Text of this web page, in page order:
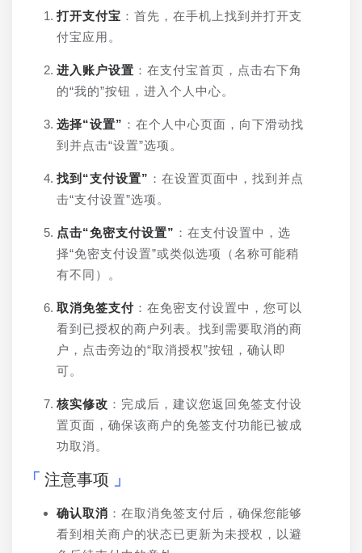
打开支付宝 ：首先，在手机上找到并打开支
付宝应用。
进入账户设置 ：在支付宝首页，点击右下角
的“我的”按钮，进入个人中心。
选择“设置” ：在个人中心页面，向下滑动找
到并点击“设置”选项。
找到“支付设置” ：在设置页面中，找到并点
击“支付设置”选项。
点击“免密支付设置” ：在支付设置中，选
择“免密支付设置”或类似选项（名称可能稍
有不同）。
取消免签支付 ：在免密支付设置中，您可以
看到已授权的商户列表。找到需要取消的商
户，点击旁边的“取消授权”按钮，确认即
可。
核实修改 ：完成后，建议您返回免签支付设
置页面，确保该商户的免签支付功能已被成
功取消。
注意事项
确认取消 ：在取消免签支付后，确保您能够
看到相关商户的状态已更新为未授权，以避